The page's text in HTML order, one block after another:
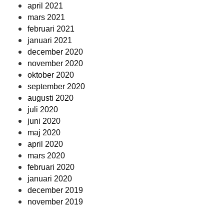
april 2021
mars 2021
februari 2021
januari 2021
december 2020
november 2020
oktober 2020
september 2020
augusti 2020
juli 2020
juni 2020
maj 2020
april 2020
mars 2020
februari 2020
januari 2020
december 2019
november 2019